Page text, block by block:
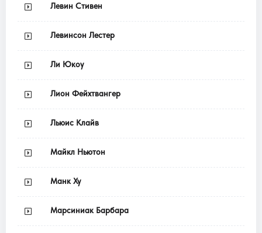
Левин Стивен
Левинсон Лестер
Ли Юкоу
Лион Фейхтвангер
Льюис Клайв
Майкл Ньютон
Манк Ху
Марсиниак Барбара